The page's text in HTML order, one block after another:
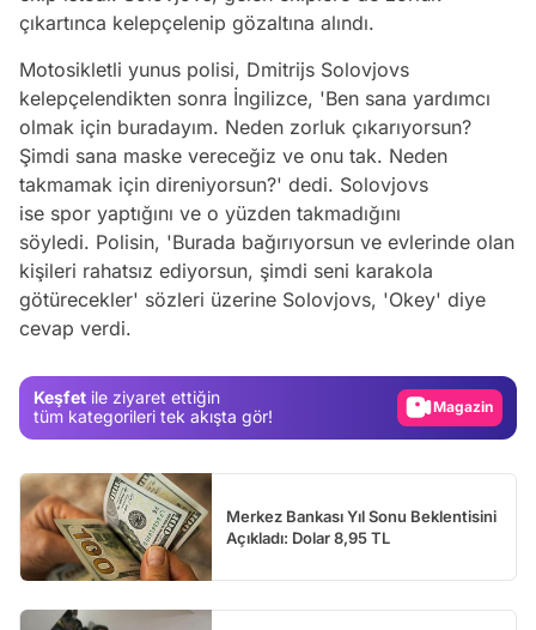
çıkartınca kelepçelenip gözaltına alındı.
Motosikletli yunus polisi, Dmitrijs Solovjovs
kelepçelendikten sonra İngilizce, 'Ben sana yardımcı
olmak için buradayım. Neden zorluk çıkarıyorsun?
Şimdi sana maske vereceğiz ve onu tak. Neden
takmamak için direniyorsun?' dedi. Solovjovs
ise spor yaptığını ve o yüzden takmadığını
söyledi. Polisin, 'Burada bağırıyorsun ve evlerinde olan
kişileri rahatsız ediyorsun, şimdi seni karakola
götürecekler' sözleri üzerine Solovjovs, 'Okey' diye
cevap verdi.
Keşfet ile ziyaret ettiğin
tüm kategorileri tek akışta gör!
Video
Video
Merkez Bankası Yıl Sonu Beklentisini
Açıkladı: Dolar 8,95 TL